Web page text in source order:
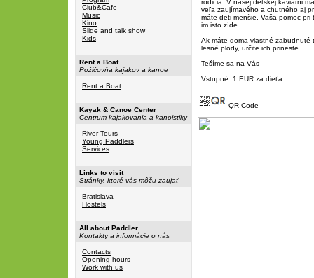
Club&Cafe
Music
Kino
Slide and talk show
Kids
Rent a Boat
Požičovňa kajakov a kanoe
Rent a Boat
Kayak & Canoe Center
Centrum kajakovania a kanoistiky
River Tours
Young Paddlers
Services
Links to visit
Stránky, ktoré vás môžu zaujať
Bratislava
Hostels
All about Paddler
Kontakty a informácie o nás
Contacts
Opening hours
Work with us
rodičia. V našej detskej kaviarni
veľa zaujímavého a chutného aj
máte deti menšie, Vaša pomoc pri
im isto zíde.
Ak máte doma vlastné zabudnuté
lesné plody, určite ich prineste.
Tešíme sa na Vás
Vstupné: 1 EUR za dieťa
QR Code